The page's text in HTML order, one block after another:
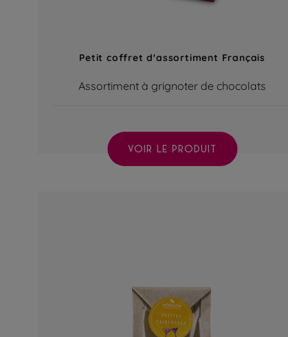
Petit coffret d'assortiment Français
Assortiment à grignoter de chocolats
VOIR LE PRODUIT